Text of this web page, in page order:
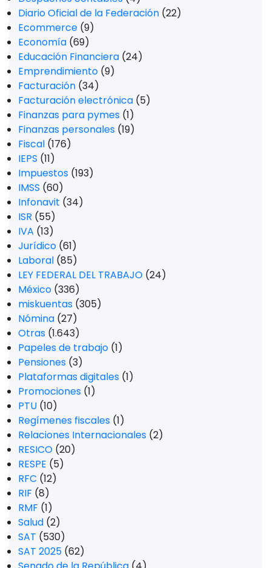
Diario Oficial de la Federación (22)
Ecommerce (9)
Economía (69)
Educación Financiera (24)
Emprendimiento (9)
Facturación (34)
Facturación electrónica (5)
Finanzas para pymes (1)
Finanzas personales (19)
Fiscal (176)
IEPS (11)
Impuestos (193)
IMSS (60)
Infonavit (34)
ISR (55)
IVA (13)
Jurídico (61)
Laboral (85)
LEY FEDERAL DEL TRABAJO (24)
México (336)
miskuentas (305)
Nómina (27)
Otras (1.643)
Papeles de trabajo (1)
Pensiones (3)
Plataformas digitales (1)
Promociones (1)
PTU (10)
Regímenes fiscales (1)
Relaciones Internacionales (2)
RESICO (20)
RESPE (5)
RFC (12)
RIF (8)
RMF (1)
Salud (2)
SAT (530)
SAT 2025 (62)